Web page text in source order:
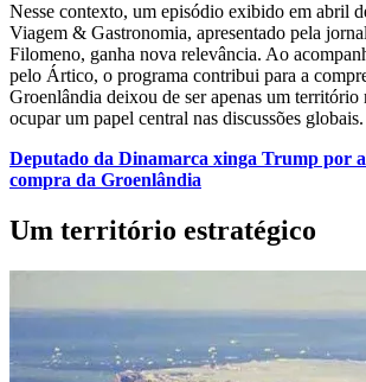
Nesse contexto, um episódio exibido em abril
Viagem & Gastronomia, apresentado pela
Filomeno, ganha nova relevância. Ao
pelo Ártico, o programa contribui para a
Groenlândia deixou de ser apenas um território
ocupar um papel central nas discussões globais.
Deputado da Dinamarca xinga Trump por
compra da Groenlândia
Um território estratégico